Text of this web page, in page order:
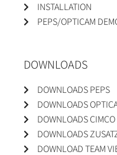
INSTALLATION
PEPS/OPTICAM
DOWNLOADS
DOWNLOADS PEPS
DOWNLOADS
DOWNLOADS CIMCO
DOWNLOADS
DOWNLOAD TEAM